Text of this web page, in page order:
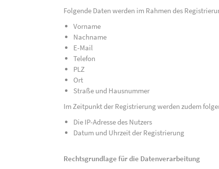
Folgende Daten werden im Rahmen des
Vorname
Nachname
E-Mail
Telefon
PLZ
Ort
Straße und Hausnummer
Im Zeitpunkt der Registrierung werden zudem
Die IP-Adresse des Nutzers
Datum und Uhrzeit der Registrierung
Rechtsgrundlage für die Datenverarbeitung